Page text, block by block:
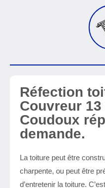
Réfection
Couvreur
Coudoux
demande.
La toiture peut être
charpente, ou peut être
d’entretenir la toiture.